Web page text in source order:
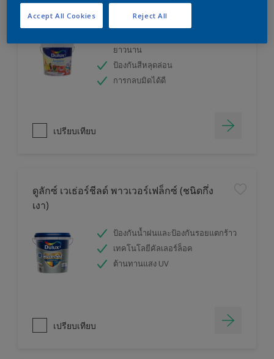
ดูลักซ์ อินสไปร์ สีน้ำทาภายใน (ชนิดกึ่งเงา)
ยาวนาน
ป้องกันสีหลุดล่อน
การกลบมิดได้ดี
เปรียบเทียบ
ดูลักซ์ เวเธ่อร์ชีลด์ พาวเวอร์เฟล็กซ์ (ชนิดกึ่ง
เงา)
ป้องกันน้ำฝนและป้องกันรอยแตกร้าว
เทคโนโลยีคัลเลอร์ล็อค
ต้านทานแสง UV
เปรียบเทียบ
Reject All
Accept All Cookies